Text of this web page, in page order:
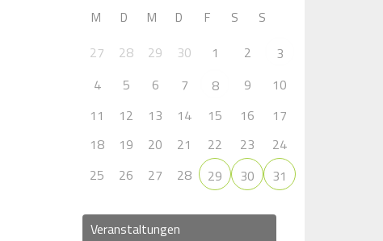
M D M D F S S
27 28 29 30 1 2
3
4
5 6 7 8 9
10
11
12 13 14 15 16
17
18
19 20 21 22 23
24
25
26 27 28 29 30 31
Veranstaltungen